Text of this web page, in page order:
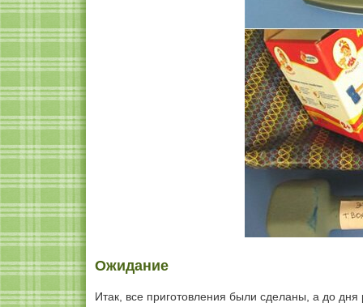
Ожидание
Итак, все приготовления были сделаны, а до